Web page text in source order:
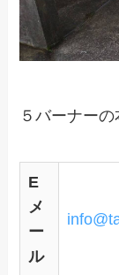
５バーナー
E
メ
ー
ル